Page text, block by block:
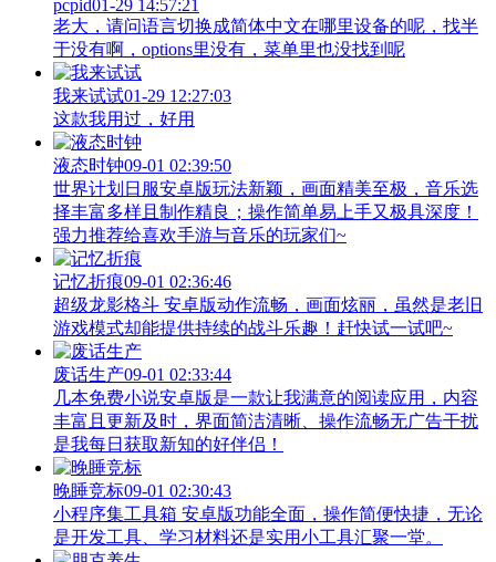
pcpid01-29 14:57:21
老大，请问语言切换成简体中文在哪里设备的呢，找半
于没有啊，options里没有，菜单里也没找到呢
我来试试01-29 12:27:03
这款我用过，好用
液态时钟09-01 02:39:50
世界计划日服安卓版玩法新颖，画面精美至极，音乐选
择丰富多样且制作精良；操作简单易上手又极具深度！
强力推荐给喜欢手游与音乐的玩家们~
记忆折痕09-01 02:36:46
超级龙影格斗 安卓版动作流畅，画面炫丽，虽然是老旧
游戏模式却能提供持续的战斗乐趣！赶快试一试吧~
废话生产09-01 02:33:44
几本免费小说安卓版是一款让我满意的阅读应用，内容
丰富且更新及时，界面简洁清晰、操作流畅无广告干扰
是我每日获取新知的好伴侣！
晚睡竞标09-01 02:30:43
小程序集工具箱 安卓版功能全面，操作简便快捷，无论
是开发工具、学习材料还是实用小工具汇聚一堂。